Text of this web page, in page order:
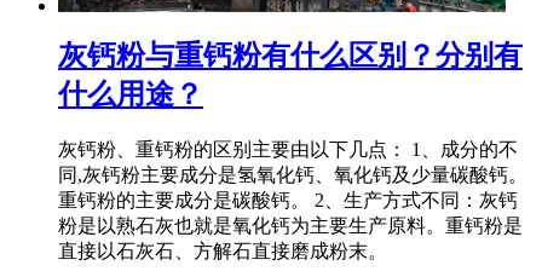
灰钙粉与重钙粉有什么区别？分别有
什么用途？
灰钙粉、重钙粉的区别主要由以下几点： 1、成分的不
同,灰钙粉主要成分是氢氧化钙、氧化钙及少量碳酸钙。
重钙粉的主要成分是碳酸钙。 2、生产方式不同：灰钙
粉是以熟石灰也就是氧化钙为主要生产原料。重钙粉是
直接以石灰石、方解石直接磨成粉末。